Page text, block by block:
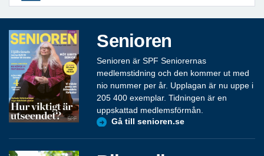
Senioren
Senioren är SPF Seniorernas
medlemstidning och den kommer ut med
nio nummer per år. Upplagan är nu uppe i
205 400 exemplar. Tidningen är en
uppskattad medlemsförmån.
Gå till senioren.se